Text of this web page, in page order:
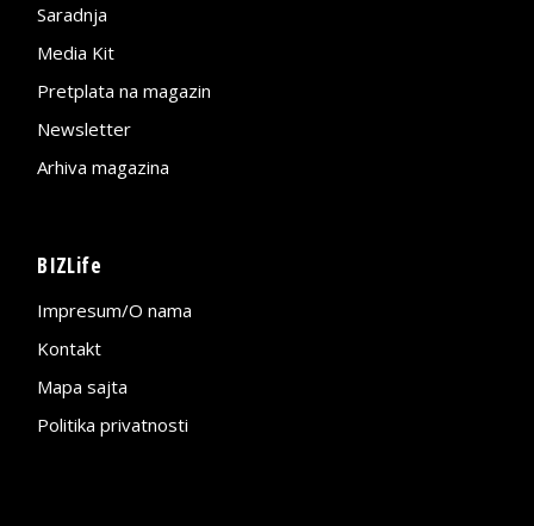
Saradnja
Media Kit
Pretplata na magazin
Newsletter
Arhiva magazina
BIZLife
Impresum/O nama
Kontakt
Mapa sajta
Politika privatnosti